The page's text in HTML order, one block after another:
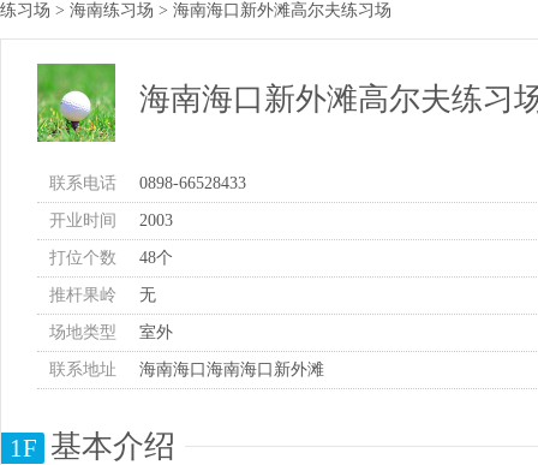
练习场 > 海南练习场 > 海南海口新外滩高尔夫练习场
海南海口新外滩高尔夫练习
联系电话 0898-66528433
开业时间 2003
打位个数 48个
推杆果岭 无
场地类型 室外
联系地址 海南海口海南海口新外滩
1F 基本介绍